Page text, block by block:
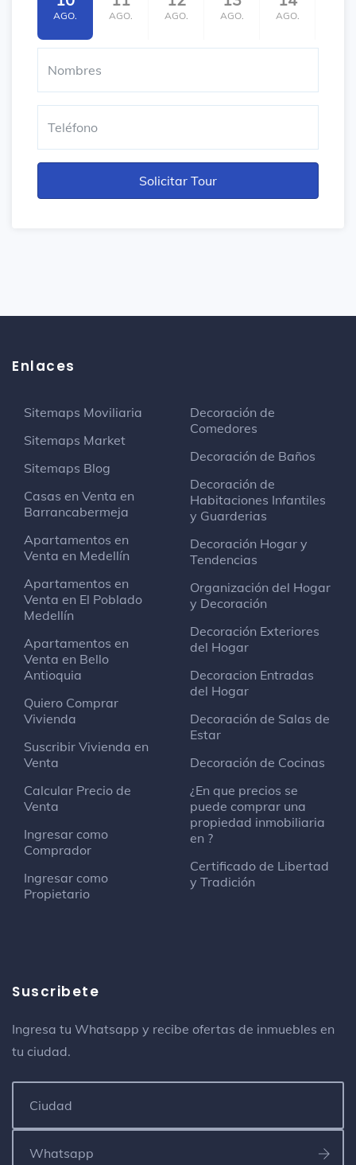
AGO. AGO. AGO. AGO. AGO.
Enlaces
Sitemaps Moviliaria
Sitemaps Market
Sitemaps Blog
Casas en Venta en
Barrancabermeja
Apartamentos en
Venta en Medellín
Apartamentos en
Venta en El Poblado
Medellín
Apartamentos en
Venta en Bello
Antioquia
Quiero Comprar
Vivienda
Suscribir Vivienda en
Venta
Calcular Precio de
Venta
Ingresar como
Comprador
Ingresar como
Propietario
Decoración de
Comedores
Decoración de Baños
Decoración de
Habitaciones Infantiles
y Guarderias
Decoración Hogar y
Tendencias
Organización del Hogar
y Decoración
Decoración Exteriores
del Hogar
Decoracion Entradas
del Hogar
Decoración de Salas de
Estar
Decoración de Cocinas
¿En que precios se
puede comprar una
propiedad inmobiliaria
en ?
Certificado de Libertad
y Tradición
Suscribete
Ingresa tu Whatsapp y recibe ofertas de inmuebles en
tu ciudad.